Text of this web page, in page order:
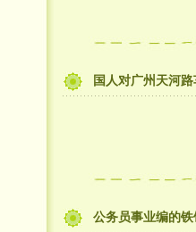
国人对广州天河
公务员事业编的